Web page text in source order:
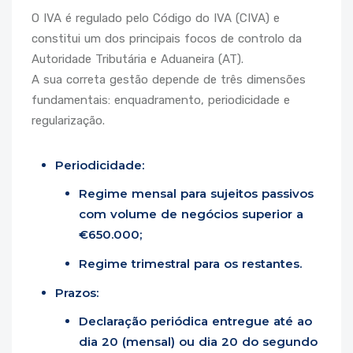
O IVA é regulado pelo Código do IVA (CIVA) e
constitui um dos principais focos de controlo da
Autoridade Tributária e Aduaneira (AT).
A sua correta gestão depende de três dimensões
fundamentais: enquadramento, periodicidade e
regularização.
Periodicidade:
Regime mensal para sujeitos passivos
com volume de negócios superior a
€650.000;
Regime trimestral para os restantes.
Prazos:
Declaração periódica entregue até ao
dia 20 (mensal) ou dia 20 do segundo